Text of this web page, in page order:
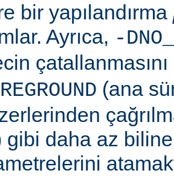
bir yapılandırma
Ayrıca, -
(ana
gibi daha az